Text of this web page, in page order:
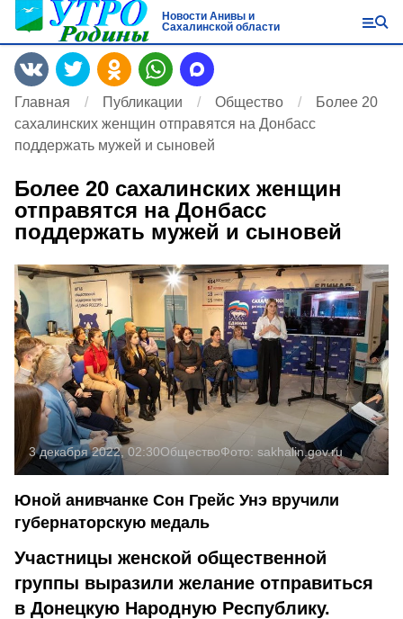
Новости Анивы и
Сахалинской области
Главная Публикации Общество
Более 20
сахалинских женщин отправятся на Донбасс
поддержать мужей и сыновей
Более 20 сахалинских женщин
отправятся на Донбасс
поддержать мужей и сыновей
3 декабря 2022, 02:30ОбществоФото: sakhalin.gov.ru
Юной анивчанке Сон Грейс Унэ вручили
губернаторскую медаль
Участницы женской общественной
группы выразили желание отправиться
в Донецкую Народную Республику.